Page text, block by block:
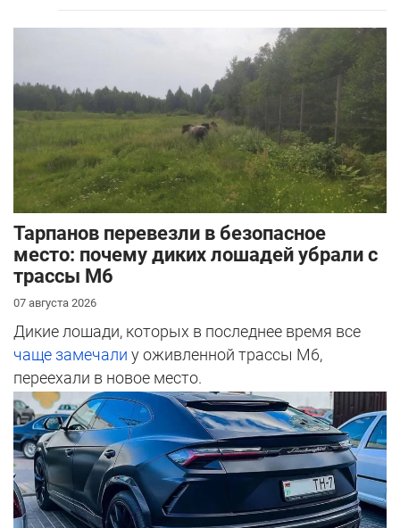
Тарпанов перевезли в безопасное
место: почему диких лошадей убрали с
трассы М6
07 августа 2026
Дикие лошади, которых в последнее время все
чаще замечали у оживленной трассы М6,
переехали в новое место.